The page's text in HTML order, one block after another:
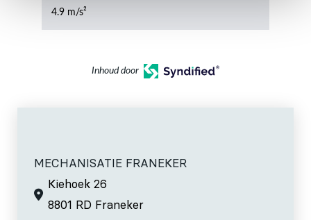
4.9 m/s²
Inhoud door
MECHANISATIE FRANEKER
Kiehoek 26
8801 RD Franeker